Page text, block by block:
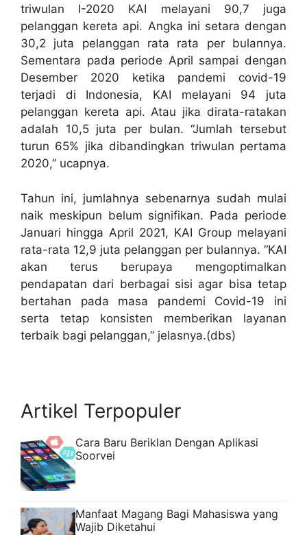
triwulan I-2020 KAI melayani 90,7 juga
pelanggan kereta api. Angka ini setara dengan
30,2 juta pelanggan rata rata per bulannya.
Sementara pada periode April sampai dengan
Desember 2020 ketika pandemi covid-19
terjadi di Indonesia, KAI melayani 94 juta
pelanggan kereta api. Atau jika dirata-ratakan
adalah 10,5 juta per bulan. “Jumlah tersebut
turun 65% jika dibandingkan triwulan pertama
2020,” ucapnya.
Tahun ini, jumlahnya sebenarnya sudah mulai
naik meskipun belum signifikan. Pada periode
Januari hingga April 2021, KAI Group melayani
rata-rata 12,9 juta pelanggan per bulannya. “KAI
akan terus berupaya mengoptimalkan
pendapatan dari berbagai sisi agar bisa tetap
bertahan pada masa pandemi Covid-19 ini
serta tetap konsisten memberikan layanan
terbaik bagi pelanggan,” jelasnya.(dbs)
Artikel Terpopuler
Cara Baru Beriklan Dengan Aplikasi
Soorvei
Manfaat Magang Bagi Mahasiswa yang
Wajib Diketahui